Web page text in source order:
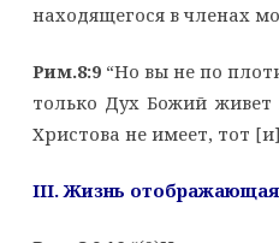
находящегося в членах
Рим.8:9“Но вы не по
только Дух Божий живет
Христова не имеет, тот
III. Жизнь